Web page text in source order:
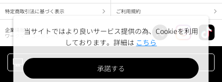
特定商取引法に基づく表示 ご利用規約
企業情報
ワークマン コーポレートサイト
当サイトではより良いサービス提供の為、Cookieを利用
しております。詳細は こちら
承諾する